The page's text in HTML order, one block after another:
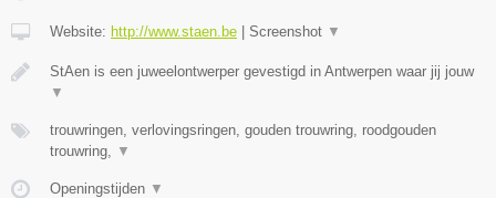
Website: http://www.staen.be Screenshot ▼
StAen is een juweelontwerper gevestigd in Antwerpen waar jij jouw
▼
trouwringen, verlovingsringen, gouden trouwring, roodgouden
trouwring,
▼
Openingstijden ▼